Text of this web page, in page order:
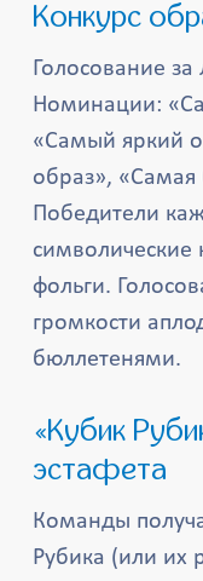
Конкурс
Голосование
Номинации:
«Самый яркий
образ», «Самая
Победители
символические
фольги.
громкости
бюллетенями.
«Кубик Рубика» — командная
эстафета
Команды
Рубика (или их